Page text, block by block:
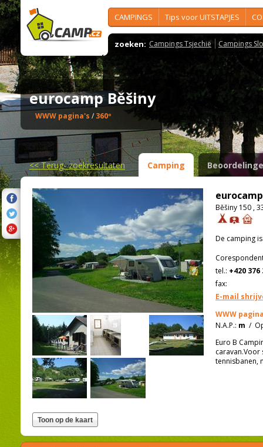
CAMPINGS Tips voor UITSTAPJES
zoeken: Campings Tsjechië Campings
eurocamp Běšiny
WWW pagina's / 360º
<<Terug- zoekresultaten Camping
Běšiny 150 ,
De camping
tel.: +420 376
fax:
E-mail
WWW
N.A.P.: m /
Euro B
tennisbanen,